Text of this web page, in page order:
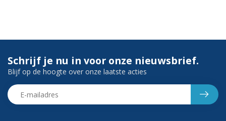
Schrijf je nu in voor onze nieuwsbrief.
Blijf op de hoogte over onze laatste acties